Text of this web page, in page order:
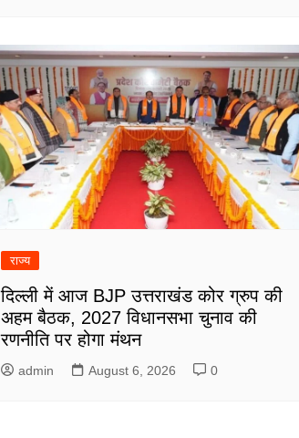
राज्य
दिल्ली में आज BJP उत्तराखंड कोर ग्रुप की
अहम बैठक, 2027 विधानसभा चुनाव की
रणनीति पर होगा मंथन
admin August 6, 2026 0